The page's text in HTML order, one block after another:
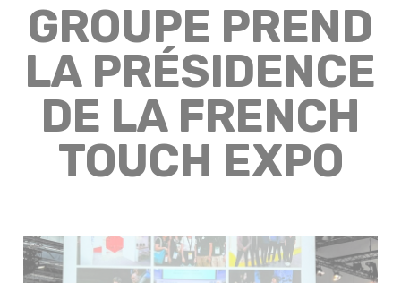
GROUPE PREND
LA PRÉSIDENCE
DE LA FRENCH
TOUCH EXPO